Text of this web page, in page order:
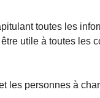
toutes les
utile à toutes
les personnes à